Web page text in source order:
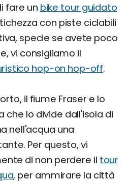
fare un bike tour guidato
con piste ciclabili
specie se avete poco
vi consigliamo il
hop-on hop-off.
il fiume Fraser e lo
lo divide dall'isola di
nell'acqua una
Per questo, vi
di non perdere il tour
, per ammirare la città